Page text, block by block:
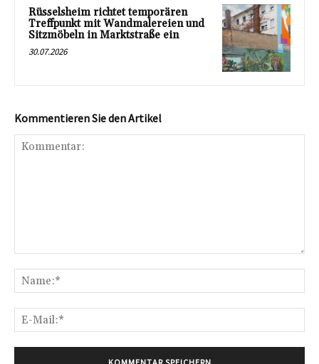
Rüsselsheim richtet temporären
Treffpunkt mit Wandmalereien und
Sitzmöbeln in Marktstraße ein
30.07.2026
Kommentieren Sie den Artikel